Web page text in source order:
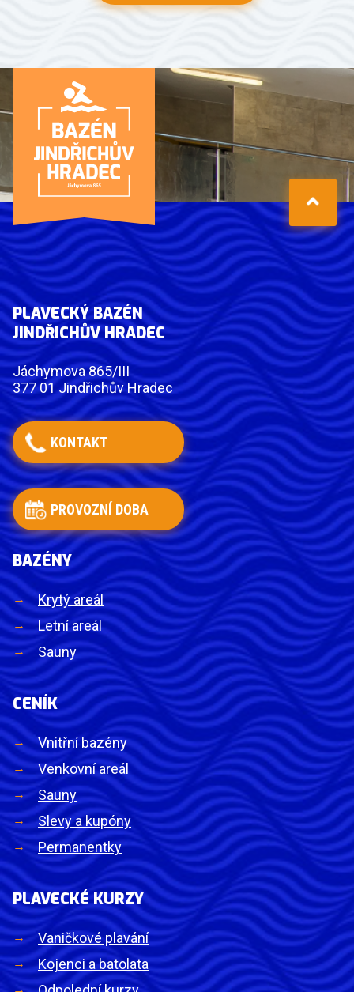
PLAVECKÝ BAZÉN
JINDŘICHŮV HRADEC
Jáchymova 865/III
377 01 Jindřichův Hradec
KONTAKT
PROVOZNÍ DOBA
BAZÉNY
Krytý areál
Letní areál
Sauny
CENÍK
Vnitřní bazény
Venkovní areál
Sauny
Slevy a kupóny
Permanentky
PLAVECKÉ KURZY
Vaničkové plavání
Kojenci a batolata